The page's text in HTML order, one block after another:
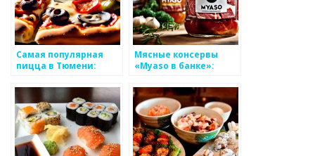
Самая популярная
пицца в Тюмени:
предпочтения
Мясные консервы
«Myaso в банке»:
каждому